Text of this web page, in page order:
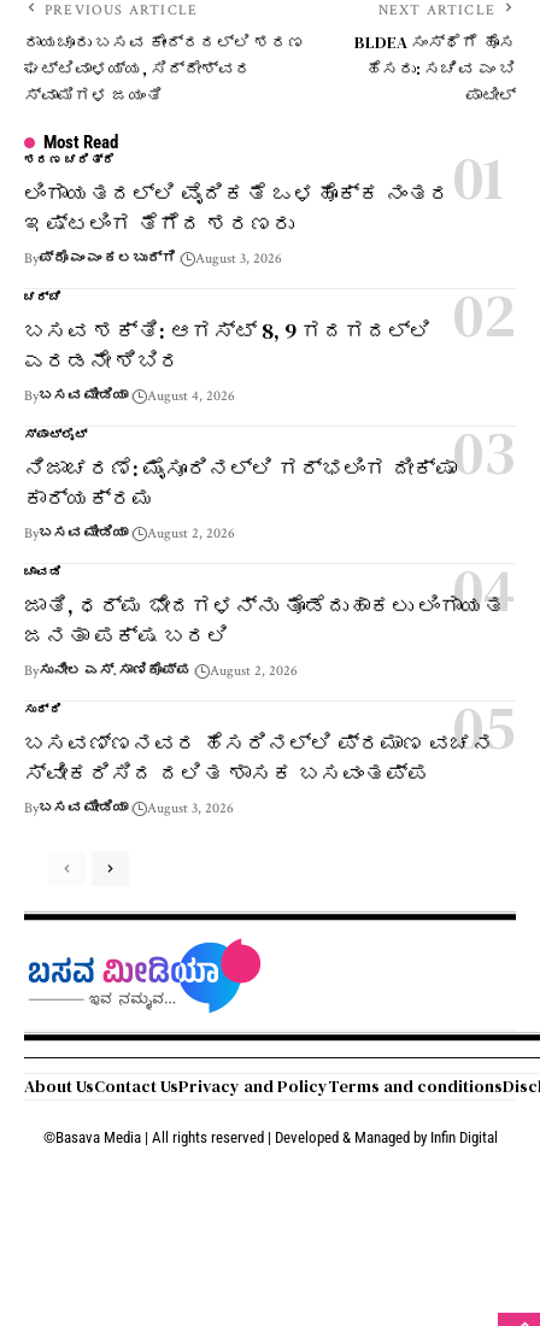
PREVIOUS ARTICLE
ರಾಯಚೂರು ಬಸವ ಕೇಂದ್ರದಲ್ಲಿ ಶರಣ
ಘಟ್ಟಿವಾಳಯ್ಯ, ಸಿದ್ದೇಶ್ವರ
ಸ್ವಾಮಿಗಳ ಜಯಂತಿ
NEXT ARTICLE
BLDEA ಸಂಸ್ಥೆಗೆ ಹೊಸ
ಹೆಸರು: ಸಚಿವ ಎಂ ಬಿ
ಪಾಟೀಲ್
Most Read
ಶರಣ ಚರಿತ್ರೆ
ಲಿಂಗಾಯತದಲ್ಲಿ ವೈದಿಕತೆ ಒಳಹೊಕ್ಕ ನಂತರ
ಇಷ್ಟಲಿಂಗ ತೆಗೆದ ಶರಣರು
Byಪ್ರೊ ಎಂ ಎಂ ಕಲಬುರ್ಗಿ August 3, 2026
ಚರ್ಚೆ
ಬಸವ ಶಕ್ತಿ: ಆಗಸ್ಟ್ 8, 9 ಗದಗದಲ್ಲಿ
ಎರಡನೇ ಶಿಬಿರ
Byಬಸವ ಮೀಡಿಯಾ August 4, 2026
ಸ್ಪಾಟ್‌ಲೈಟ್
ನಿಜಾಚರಣೆ: ಮೈಸೂರಿನಲ್ಲಿ ಗರ್ಭಲಿಂಗ ದೀಕ್ಷಾ
ಕಾರ್ಯಕ್ರಮ
Byಬಸವ ಮೀಡಿಯಾ August 2, 2026
ಚಾವಡಿ
ಜಾತಿ, ಧರ್ಮ ಭೇದಗಳನ್ನು ತೊಡೆದುಹಾಕಲು ಲಿಂಗಾಯತ
ಜನತಾ ಪಕ್ಷ ಬರಲಿ
Byಸುನೀಲ ಎಸ್. ಸಾಣಿಕೊಪ್ಪ August 2, 2026
ಸುದ್ದಿ
ಬಸವಣ್ಣನವರ ಹೆಸರಿನಲ್ಲಿ ಪ್ರಮಾಣ ವಚನ
ಸ್ವೀಕರಿಸಿದ ದಲಿತ ಶಾಸಕ ಬಸವಂತಪ್ಪ
Byಬಸವ ಮೀಡಿಯಾ August 3, 2026
About UsContact UsPrivacy and PolicyTerms and conditions
©Basava Media | All rights reserved | Developed & Managed by Infin Digital